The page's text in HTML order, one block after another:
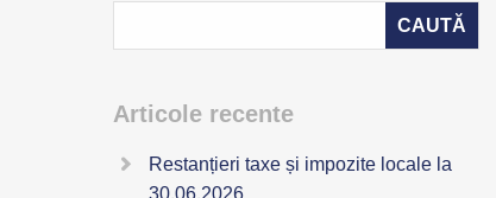
Articole recente
Restanțieri taxe și impozite locale la